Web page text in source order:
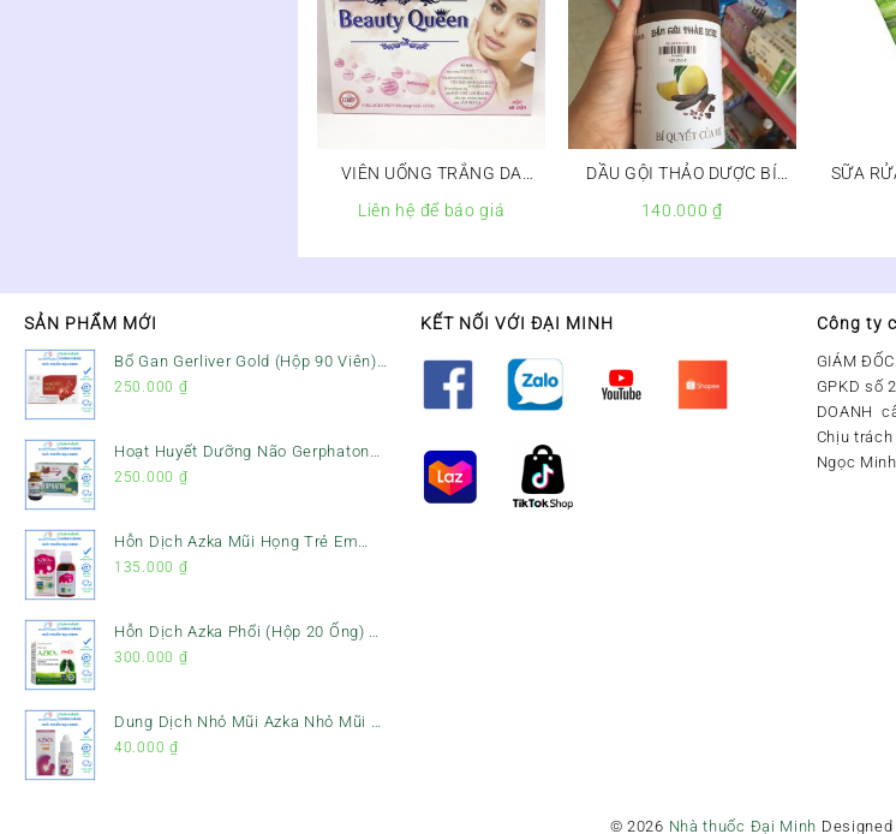
VIÊN UỐNG TRẮNG DA
BEAUTY QUEEN COLLAGEN
SÂM TỐ NỮ – Chống lão
Liên hệ để báo giá
DẦU GỘI THẢO DƯỢC BÍ
140.000₫
SỮA
SẢN PHẨM MỚI
Bổ Gan Gerliver Gold (Hộp 90 Viên)
– Hỗ Trợ Giải Độc Gan, Mát Gan &
250.000 ₫
Hoạt Huyết Dưỡng Não Gerphaton
Gold Hộp 120 Viên – Giảm Đau Đầu,
250.000 ₫
Hỗn Dịch Azka Mũi Họng Trẻ Em
(Chai 120ml) – Giảm Ho, Tiêu Đờm
135.000 ₫
Hỗn Dịch Azka Phổi (Hộp 20 Ống) –
Hỗ Trợ Giảm Ho, Tiêu Đờm & Bổ
300.000 ₫
Dung Dịch Nhỏ Mũi Azka Nhỏ Mũi –
Giảm Ngạt Mũi, Sổ Mũi Cho Trẻ Sơ
40.000 ₫
KẾT NỐI VỚI ĐẠI MINH Công ty
GIÁM
GPKD số
DOANH
Chịu
Ngọc Minh
© 2026 Nhà thuốc Đại Minh Designed